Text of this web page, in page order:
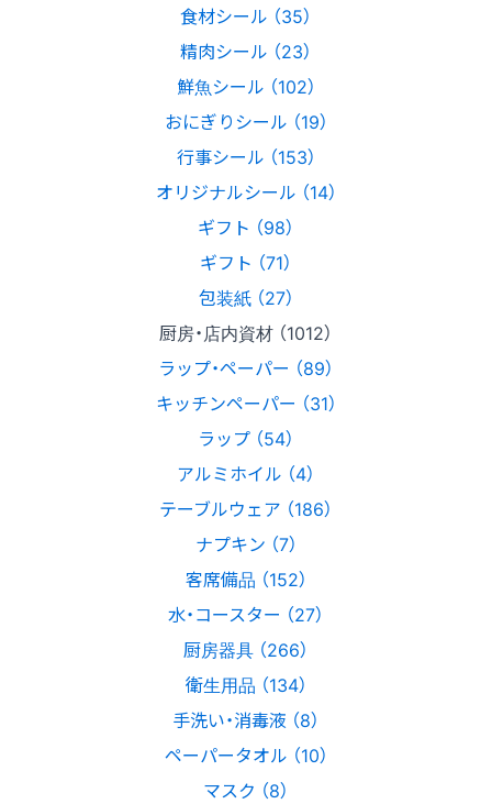
食材シール （35）
精肉シール （23）
鮮魚シール （102）
おにぎりシール （19）
行事シール （153）
オリジナルシール （14）
ギフト （98）
ギフト （71）
包装紙 （27）
厨房・店内資材 （1012）
ラップ・ペーパー （89）
キッチンペーパー （31）
ラップ （54）
アルミホイル （4）
テーブルウェア （186）
ナプキン （7）
客席備品 （152）
水・コースター （27）
厨房器具 （266）
衛生用品 （134）
手洗い・消毒液 （8）
ペーパータオル （10）
マスク （8）